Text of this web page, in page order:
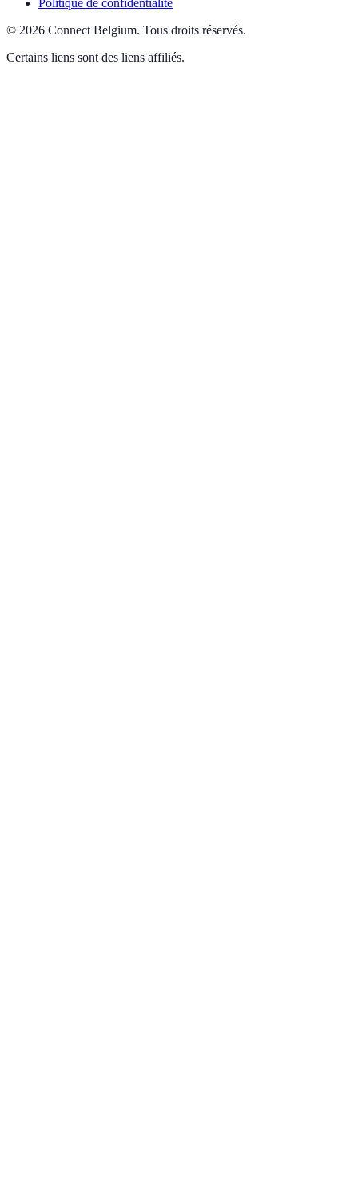
© 2026 Connect Belgium. Tous droits réservés.
Certains liens sont des liens affiliés.